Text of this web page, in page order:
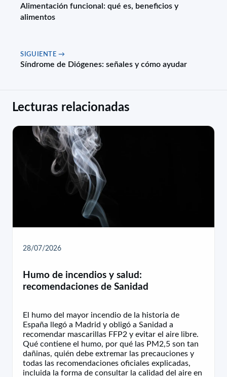
Alimentación funcional: qué es, beneficios y
alimentos
SIGUIENTE →
Síndrome de Diógenes: señales y cómo ayudar
Lecturas relacionadas
28/07/2026
Humo de incendios y salud:
recomendaciones de Sanidad
El humo del mayor incendio de la historia de
España llegó a Madrid y obligó a Sanidad a
recomendar mascarillas FFP2 y evitar el aire libre.
Qué contiene el humo, por qué las PM2,5 son tan
dañinas, quién debe extremar las precauciones y
todas las recomendaciones oficiales explicadas,
incluida la forma de consultar la calidad del aire en